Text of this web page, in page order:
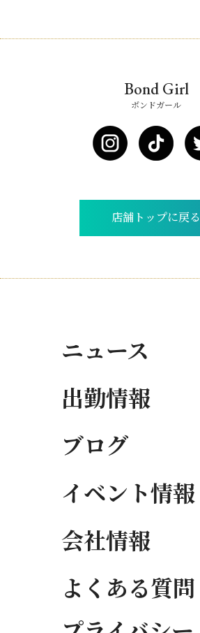
Bond Girl
ボンドガール
店舗トップに戻る
ニュース
出勤情報
ブログ
イベント情報
会社情報
よくある質問